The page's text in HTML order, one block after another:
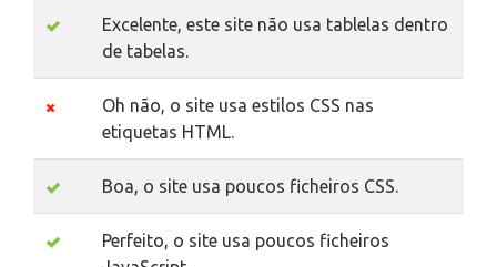
Excelente, este site não usa tablelas dentro
de tabelas.
Oh não, o site usa estilos CSS nas
etiquetas HTML.
Boa, o site usa poucos ficheiros CSS.
Perfeito, o site usa poucos ficheiros